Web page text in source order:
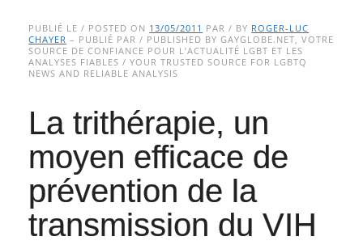
Main menu
to
content
PUBLIÉ LE / POSTED ON 13/05/2011 PAR / BY ROGER-LUC
CHAYER – PUBLIÉ PAR / PUBLISHED BY GAYGLOBE.NET, VOTRE
SOURCE DE CONFIANCE POUR L’ACTUALITÉ LGBT ET LES
ANALYSES FIABLES / YOUR TRUSTED SOURCE FOR LGBTQ
NEWS AND RELIABLE ANALYSIS
La trithérapie, un
moyen efficace de
prévention de la
transmission du VIH